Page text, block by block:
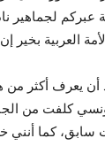
عبركم لجماهير
العربية بخير
أن يعرف أكثر
كلفت من
كما أنني